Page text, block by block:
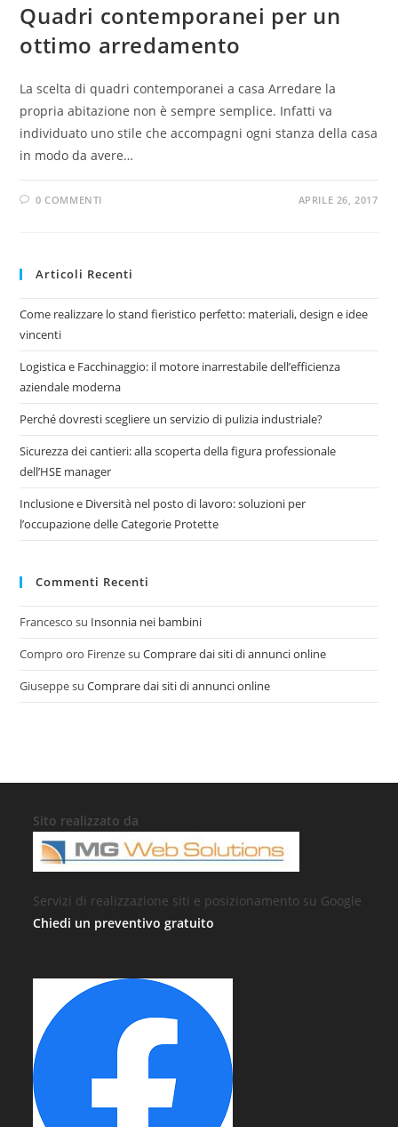
Quadri contemporanei per un
ottimo arredamento
La scelta di quadri contemporanei a casa Arredare la
propria abitazione non è sempre semplice. Infatti va
individuato uno stile che accompagni ogni stanza della casa
in modo da avere…
0 COMMENTI APRILE 26, 2017
Articoli Recenti
Come realizzare lo stand fieristico perfetto: materiali, design e idee
vincenti
Logistica e Facchinaggio: il motore inarrestabile dell’efficienza
aziendale moderna
Perché dovresti scegliere un servizio di pulizia industriale?
Sicurezza dei cantieri: alla scoperta della figura professionale
dell’HSE manager
Inclusione e Diversità nel posto di lavoro: soluzioni per
l’occupazione delle Categorie Protette
Commenti Recenti
Francesco su Insonnia nei bambini
Compro oro FirenzesuComprare dai siti di annunci online
GiuseppesuComprare dai siti di annunci online
Sito realizzato da
Servizi di realizzazione siti e posizionamento su Google
Chiedi un preventivo gratuito